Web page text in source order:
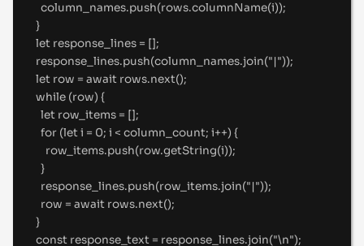
column_names.push(rows.columnName(i));
}
let response_lines = [];
response_lines.push(column_names.join("|"));
let row = await rows.next();
while (row) {
let row_items = [];
for (let i = 0; i < column_count; i++) {
row_items.push(row.getString(i));
}
response_lines.push(row_items.join("|"));
row = await rows.next();
}
const response_text = response_lines.join("\n");